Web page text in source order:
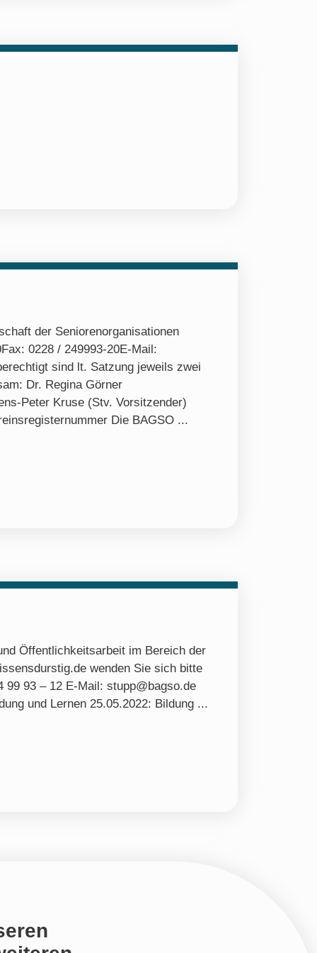
der Seniorenorganisationen
0228 / 249993-20E-Mail:
sind lt. Satzung jeweils zwei
Dr. Regina Görner
Peter Kruse (Stv. Vorsitzender)
Die BAGSO ...
Öffentlichkeitsarbeit im Bereich der
wenden Sie sich bitte
99 93 – 12 E-Mail: stupp@bagso.de
und Lernen 25.05.2022: Bildung ...